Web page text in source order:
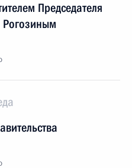
Председателя
Рогозиным